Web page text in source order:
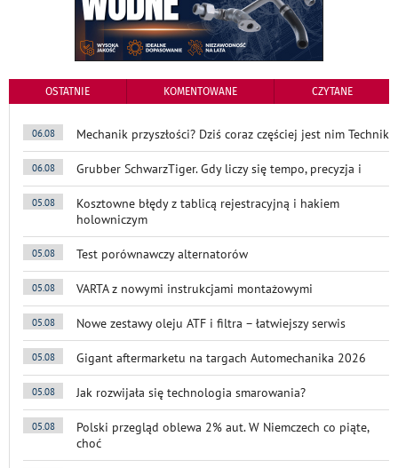
OSTATNIE KOMENTOWANE CZYTANE
06.08 Mechanik przyszłości? Dziś coraz częściej jest nim Technik
06.08 Grubber SchwarzTiger. Gdy liczy się tempo, precyzja i
05.08
Kosztowne błędy z tablicą rejestracyjną i hakiem
holowniczym
05.08 Test porównawczy alternatorów
05.08 VARTA z nowymi instrukcjami montażowymi
05.08 Nowe zestawy oleju ATF i filtra – łatwiejszy serwis
05.08 Gigant aftermarketu na targach Automechanika 2026
05.08 Jak rozwijała się technologia smarowania?
05.08
Polski przegląd oblewa 2% aut. W Niemczech co piąte,
choć